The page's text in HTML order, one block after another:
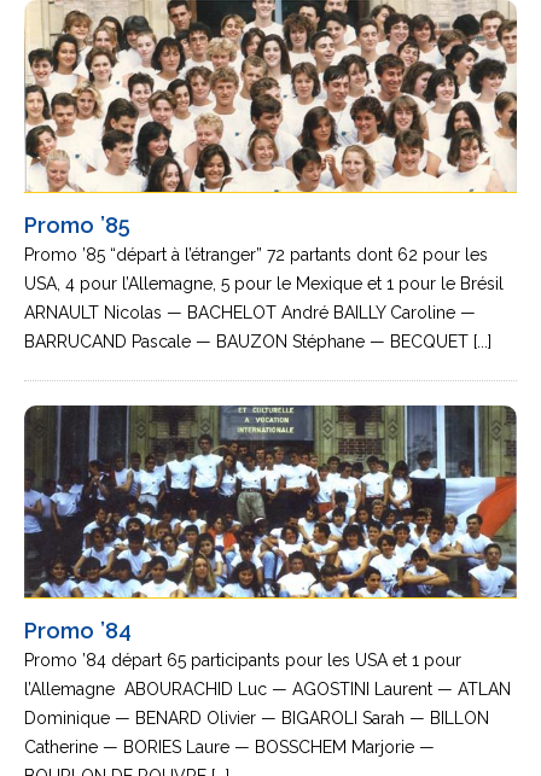
Promo ’85
Promo ’85 “départ à l’étranger” 72 partants dont 62 pour les
USA, 4 pour l’Allemagne, 5 pour le Mexique et 1 pour le Brésil
ARNAULT Nicolas — BACHELOT André BAILLY Caroline —
BARRUCAND Pascale — BAUZON Stéphane — BECQUET [...]
Promo ’84
Promo ’84 départ 65 participants pour les USA et 1 pour
l’Allemagne ABOURACHID Luc — AGOSTINI Laurent — ATLAN
Dominique — BENARD Olivier — BIGAROLI Sarah — BILLON
Catherine — BORIES Laure — BOSSCHEM Marjorie —